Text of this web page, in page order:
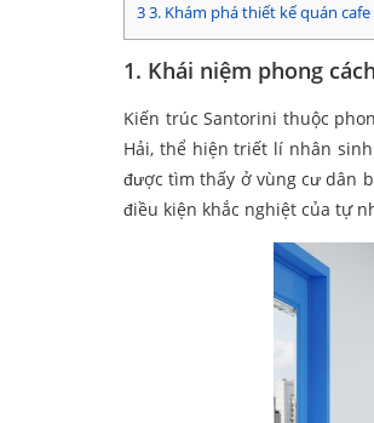
33. Khám phá thiết kế quán
1. Khái niệm phong
Kiến trúc Santorini thuộc
Hải, thể hiện triết lí nhân
được tìm thấy ở vùng cư dân
điều kiện khắc nghiệt của tự